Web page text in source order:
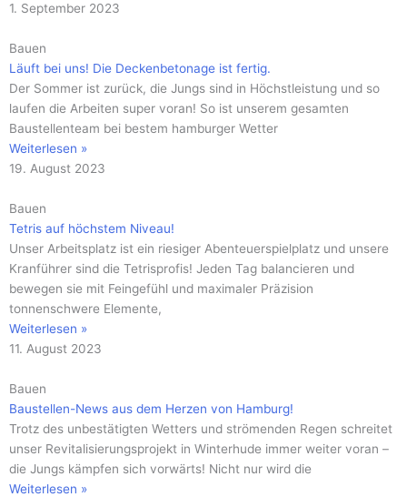
1. September 2023
Bauen
Läuft bei uns! Die Deckenbetonage ist fertig.
Der Sommer ist zurück, die Jungs sind in Höchstleistung und so
laufen die Arbeiten super voran! So ist unserem gesamten
Baustellenteam bei bestem hamburger Wetter
Weiterlesen »
19. August 2023
Bauen
Tetris auf höchstem Niveau!
Unser Arbeitsplatz ist ein riesiger Abenteuerspielplatz und unsere
Kranführer sind die Tetrisprofis! Jeden Tag balancieren und
bewegen sie mit Feingefühl und maximaler Präzision
tonnenschwere Elemente,
Weiterlesen »
11. August 2023
Bauen
Baustellen-News aus dem Herzen von Hamburg!
Trotz des unbestätigten Wetters und strömenden Regen schreitet
unser Revitalisierungsprojekt in Winterhude immer weiter voran –
die Jungs kämpfen sich vorwärts! Nicht nur wird die
Weiterlesen »